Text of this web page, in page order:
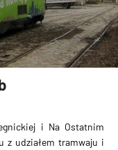
i Na Ostatnim
z udziałem tramwaju i